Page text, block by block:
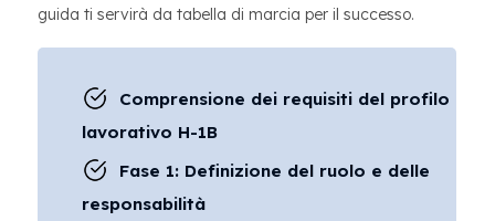
guida ti servirà da tabella di marcia per il successo.
Comprensione dei requisiti del profilo
lavorativo H-1B
Fase 1: Definizione del ruolo e delle
responsabilità